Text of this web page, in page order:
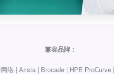
兼容品牌：
络 | Arista | Brocade | HPE ProCurve